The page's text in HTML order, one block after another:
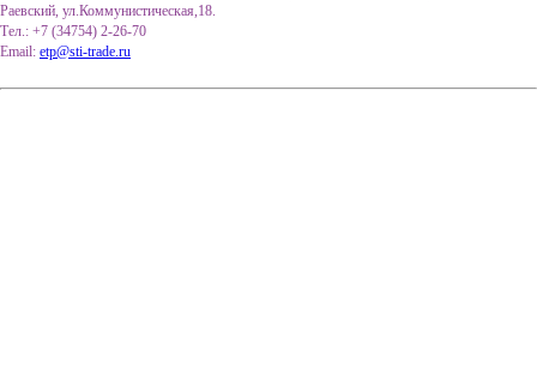
Раевский, ул.Коммунистическая,18.
Тел.: +7 (34754) 2-26-70
Email: etp@sti-trade.ru